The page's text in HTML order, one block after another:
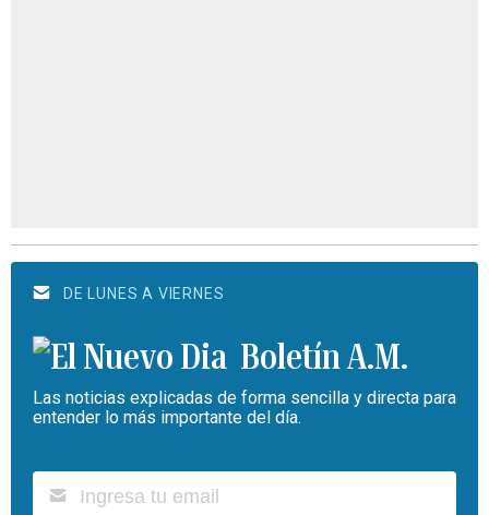
DE LUNES A VIERNES
Boletín A.M.
Las noticias explicadas de forma sencilla y directa para
entender lo más importante del día.